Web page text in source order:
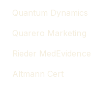
Quantum Dynamics
Quarero Marketing
Rieder MedEvidence
Altmann Cert